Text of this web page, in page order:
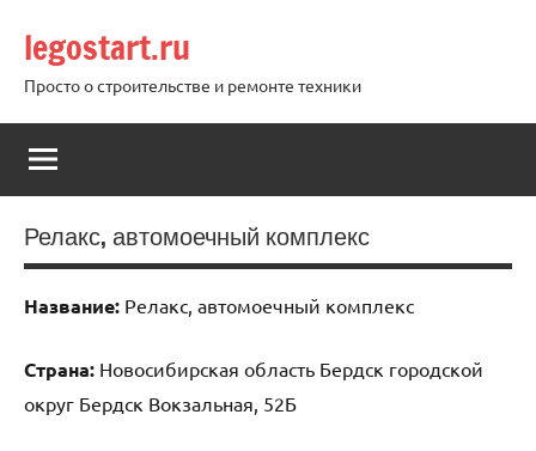
содержимому
legostart.ru
Просто о строительстве и ремонте техники
Релакс, автомоечный комплекс
Название: Релакс, автомоечный комплекс
Страна: Новосибирская область Бердск городской
округ Бердск Вокзальная, 52Б